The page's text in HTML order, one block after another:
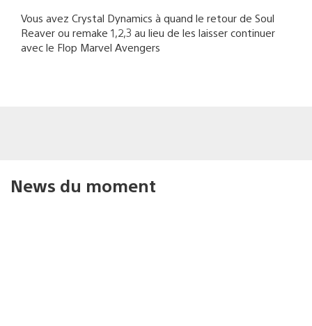
Vous avez Crystal Dynamics à quand le retour de Soul
Reaver ou remake 1,2,3 au lieu de les laisser continuer
avec le Flop Marvel Avengers
News du moment